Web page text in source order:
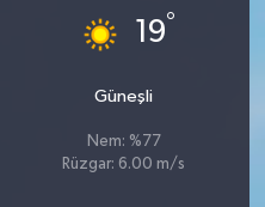
19°
Güneşli
Nem: %77
Rüzgar: 6.00 m/s